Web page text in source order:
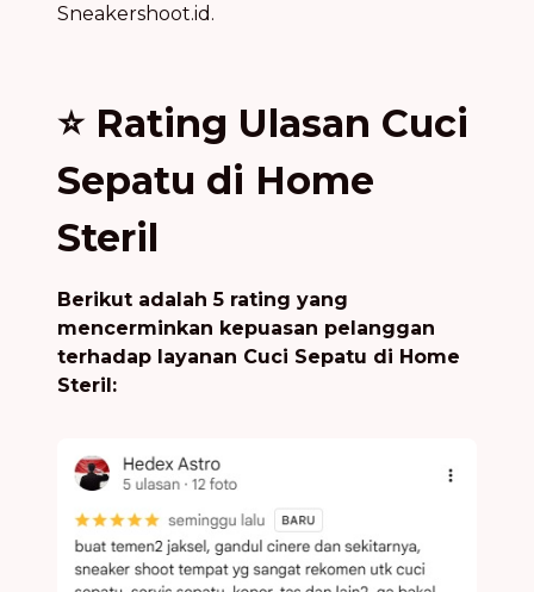
Sneakershoot.id.
⭐ Rating Ulasan Cuci
Sepatu di Home
Steril
Berikut adalah 5 rating yang
mencerminkan kepuasan pelanggan
terhadap layanan Cuci Sepatu di Home
Steril: